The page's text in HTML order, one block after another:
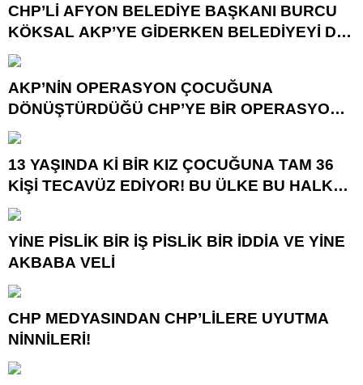
CHP’Lİ AFYON BELEDİYE BAŞKANI BURCU
KÖKSAL AKP’YE GİDERKEN BELEDİYEYİ DE
GÖTÜRÜYOR!
AKP’NİN OPERASYON ÇOCUĞUNA
DÖNÜŞTÜRDÜĞÜ CHP’YE BİR OPERASYON
DAHA!
13 YAŞINDA Kİ BİR KIZ ÇOCUĞUNA TAM 36
KİŞİ TECAVÜZ EDİYOR! BU ÜLKE BU HALK
NEREYE SAVRULDU NASIL SAVRULDU!
YİNE PİSLİK BİR İŞ PİSLİK BİR İDDİA VE YİNE
AKBABA VELİ
CHP MEDYASINDAN CHP’LİLERE UYUTMA
NİNNİLERİ!